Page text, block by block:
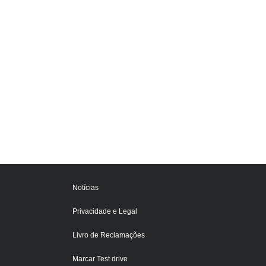
Notícias
Privacidade e Legal
Livro de Reclamações
Marcar Test drive